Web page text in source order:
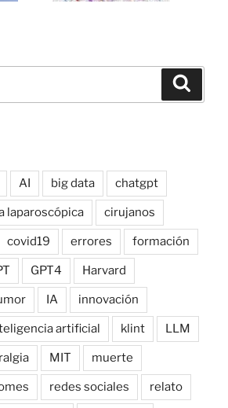
AI big data chatgpt
laparoscópica cirujanos
covid19 errores formación
GPT4 Harvard
IA innovación
artificial klint LLM
MIT muerte
redes sociales relato